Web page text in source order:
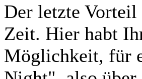
Der letzte
Zeit. Hier habt
Möglichkeit, für